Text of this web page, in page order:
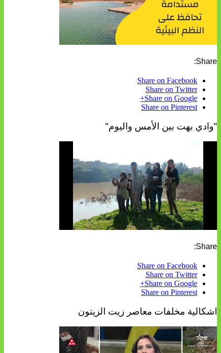
Share:
Share on Facebook
Share on Twitter
Share on Google+
Share on Pinterest
"وادي بهت بين الأمس واليوم"
Share:
Share on Facebook
Share on Twitter
Share on Google+
Share on Pinterest
اشكالية مخلفات معاصر زيت الزيتون